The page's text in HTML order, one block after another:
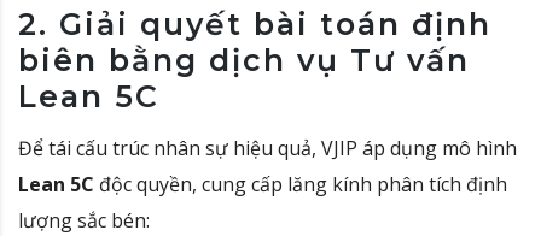
2. Giải quyết bài toán định
biên bằng dịch vụ Tư vấn
Lean 5C
Để tái cấu trúc nhân sự hiệu quả, VJIP áp dụng mô hình
Lean 5C độc quyền, cung cấp lăng kính phân tích định
lượng sắc bén: